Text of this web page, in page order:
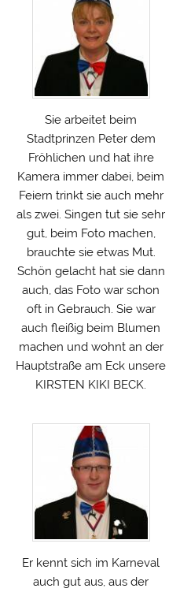
Sie arbeitet beim
Stadtprinzen Peter dem
Fröhlichen und hat ihre
Kamera immer dabei, beim
Feiern trinkt sie auch mehr
als zwei. Singen tut sie sehr
gut, beim Foto machen,
brauchte sie etwas Mut.
Schön gelacht hat sie dann
auch, das Foto war schon
oft in Gebrauch. Sie war
auch fleißig beim Blumen
machen und wohnt an der
Hauptstraße am Eck unsere
KIRSTEN KIKI BECK.
Er kennt sich im Karneval
auch gut aus, aus der